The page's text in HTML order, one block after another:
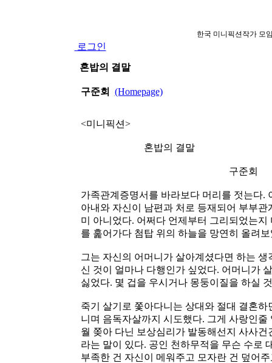
한국 미니픽션작가 모
로그인
혼밥의 결말
구준회 (Homepage)
<미니픽션>
혼밥의 결말
구준회
가족관계증명서를 바라보다 머리를 젓는다.
아내와 자신이 남편과 처로 등재되어 부부
미 아니었다. 어쩌다 언제부터 그리되었는
를 훑어가다 첨탑 위의 하늘을 망연히 올려보
그는 자신의 어머니가 살아계셨다면 하는
신 것이 얼마나 다행인가 싶었다. 어머니가
싫었다. 몇 겁을 우시거나 몽둥이질을 하실
죽기 살기로 쫓아다니는 상대와 절대 결혼
니며 음독자살까지 시도했다. 그게 사랑인
월 쫒아 다닌 보상심리가 발동해선지 사사
라는 말이 있다. 공인 천하무적을 무슨 수로
부족한 건 자신이 메워주고 모자란 건 덮어